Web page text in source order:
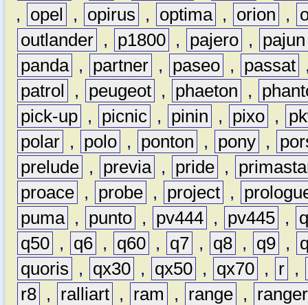
,
opel , opirus , optima , orion ,
outlander , p1800 , pajero ,
pajun
panda , partner , paseo , passat
patrol
, peugeot , phaeton ,
pick-up , picnic , pinin , pixo ,
polar , polo , ponton , pony ,
prelude , previa , pride ,
proace , probe , project ,
puma , punto , pv444 , pv445 ,
q50 , q6 , q60 , q7 , q8 , q9 ,
quoris
, qx30 , qx50 , qx70 , r ,
r8 , ralliart , ram , range ,
ranger